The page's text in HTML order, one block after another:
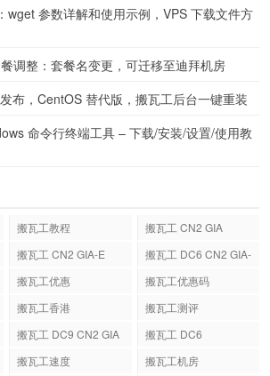
wget 参数详解和使用示例，VPS 下载文件方
调整：套餐名变更，可迁移至迪拜机房
布，CentOS 替代版，搬瓦工后台一键重装
命令行终端工具 – 下载/安装/设置/使用教
搬瓦工教程
搬瓦工 CN2 GIA
搬瓦工 CN2 GIA-E
搬瓦工 DC6 CN2 GIA-
搬瓦工优惠
搬瓦工优惠码
搬瓦工香港
搬瓦工测评
搬瓦工 DC9 CN2 GIA
搬瓦工 DC6
搬瓦工速度 搬瓦工机房